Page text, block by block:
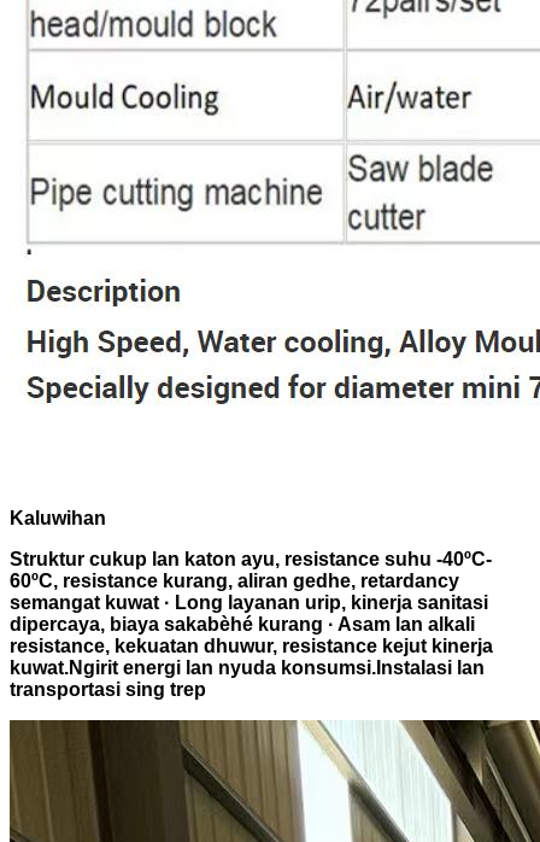
Kaluwihan
Struktur cukup lan katon ayu, resistance suhu -40ºC-
60ºC, resistance kurang, aliran gedhe, retardancy
semangat kuwat · Long layanan urip, kinerja sanitasi
dipercaya, biaya sakabèhé kurang · Asam lan alkali
resistance, kekuatan dhuwur, resistance kejut kinerja
kuwat.Ngirit energi lan nyuda konsumsi.Instalasi lan
transportasi sing trep